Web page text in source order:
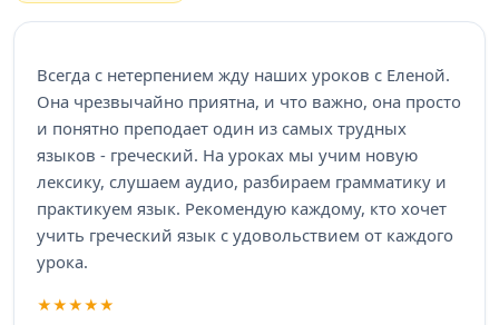
Всегда с нетерпением жду наших уроков с Еленой.
Она чрезвычайно приятна, и что важно, она просто
и понятно преподает один из самых трудных
языков - греческий. На уроках мы учим новую
лексику, слушаем аудио, разбираем грамматику и
практикуем язык. Рекомендую каждому, кто хочет
учить греческий язык с удовольствием от каждого
урока.